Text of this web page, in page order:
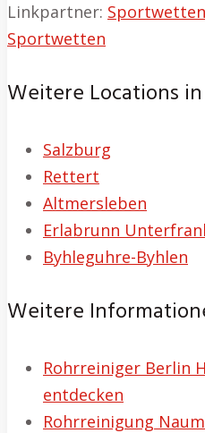
Linkpartner:
Sportwetten
Weitere Locations
Salzburg
Rettert
Altmersleben
Erlabrunn
Byhleguhre-Byhlen
Weitere
Rohrreiniger Berlin
entdecken
Rohrreinigung